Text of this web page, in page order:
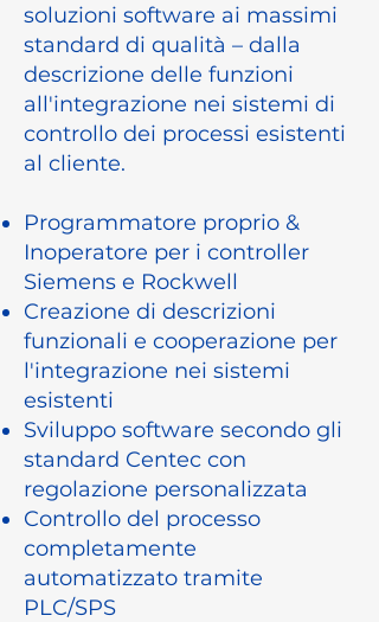
soluzioni software ai massimi
standard di qualità – dalla
descrizione delle funzioni
all'integrazione nei sistemi di
controllo dei processi esistenti
al cliente.
Programmatore proprio &
Inoperatore per i controller
Siemens e Rockwell
Creazione di descrizioni
funzionali e cooperazione per
l'integrazione nei sistemi
esistenti
Sviluppo software secondo gli
standard Centec con
regolazione personalizzata
Controllo del processo
completamente
automatizzato tramite
PLC/SPS